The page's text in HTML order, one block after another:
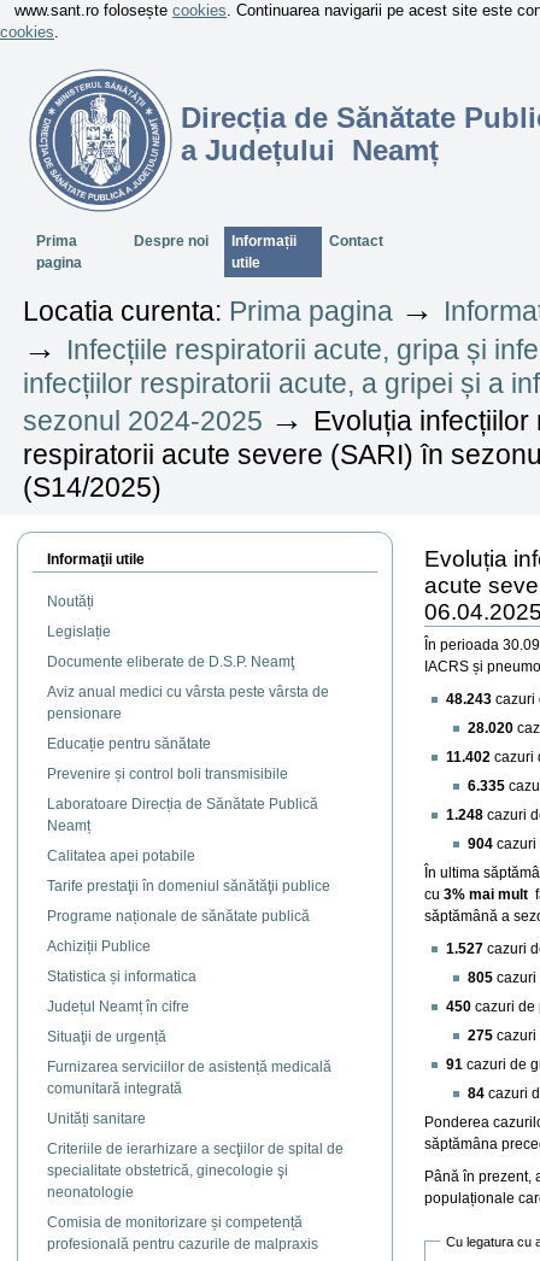
www.sant.ro folosește cookies. Continuarea navigarii pe acest site este
cookies.
Direcția de Sănătate
a Județului Neamț
SectiuniPrima
pagina
Despre noi
Informații
utile
Contact
Locatia curenta: Prima pagina →
→ Infecțiile respiratorii acute, gripa și
infecțiilor respiratorii acute, a gripei și a
sezonul 2024-2025 → Evoluția
respiratorii acute severe (SARI) în
(S14/2025)
Informaţii utile
Noutăți
Legislație
Documente eliberate de D.S.P. Neamţ
Aviz anual medici cu vârsta peste vârsta de
pensionare
Educație pentru sănătate
Prevenire și control boli transmisibile
Laboratoare Direcția de Sănătate Publică
Neamț
Calitatea apei potabile
Tarife prestaţii în domeniul sănătăţii publice
Programe naționale de sănătate publică
Achiziții Publice
Statistica și informatica
Județul Neamț în cifre
Situaţii de urgență
Furnizarea serviciilor de asistență medicală
comunitară integrată
Unități sanitare
Criteriile de ierarhizare a secţiilor de spital de
specialitate obstetrică, ginecologie şi
neonatologie
Comisia de monitorizare și competență
profesională pentru cazurile de malpraxis
Evoluția
acute
În perioada
IACRS și
48.243 cazuri
28.020
11.402 cazuri
6.335
1.248 cazuri
904 cazuri
În ultima
cu 3% mai mult
săptămână a
1.527 cazuri
805 cazuri
450 cazuri de
275 cazuri
91 cazuri de
84 cazuri
Ponderea
săptămâna
Până în prezent,
populaționale
Cu legatura cu